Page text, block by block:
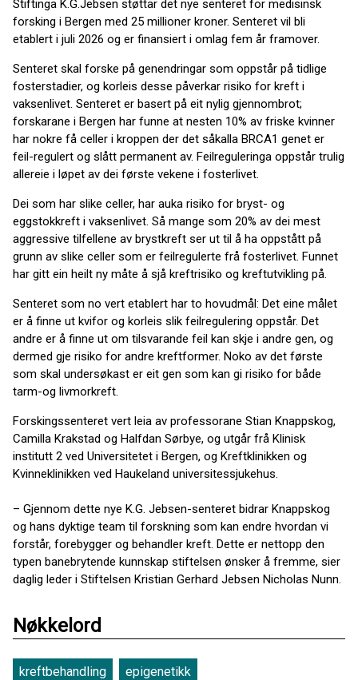
Stiftinga K.G.Jebsen støttar det nye senteret for medisinsk
forsking i Bergen med 25 millioner kroner. Senteret vil bli
etablert i juli 2026 og er finansiert i omlag fem år framover.
Senteret skal forske på genendringar som oppstår på tidlige
fosterstadier, og korleis desse påverkar risiko for kreft i
vaksenlivet. Senteret er basert på eit nylig gjennombrot;
forskarane i Bergen har funne at nesten 10% av friske kvinner
har nokre få celler i kroppen der det såkalla BRCA1 genet er
feil-regulert og slått permanent av. Feilreguleringa oppstår trulig
allereie i løpet av dei første vekene i fosterlivet.
Dei som har slike celler, har auka risiko for bryst- og
eggstokkreft i vaksenlivet. Så mange som 20% av dei mest
aggressive tilfellene av brystkreft ser ut til å ha oppstått på
grunn av slike celler som er feilregulerte frå fosterlivet. Funnet
har gitt ein heilt ny måte å sjå kreftrisiko og kreftutvikling på.
Senteret som no vert etablert har to hovudmål: Det eine målet
er å finne ut kvifor og korleis slik feilregulering oppstår. Det
andre er å finne ut om tilsvarande feil kan skje i andre gen, og
dermed gje risiko for andre kreftformer. Noko av det første
som skal undersøkast er eit gen som kan gi risiko for både
tarm-og livmorkreft.
Forskingssenteret vert leia av professorane Stian Knappskog,
Camilla Krakstad og Halfdan Sørbye, og utgår frå Klinisk
institutt 2 ved Universitetet i Bergen, og Kreftklinikken og
Kvinneklinikken ved Haukeland universitessjukehus.
– Gjennom dette nye K.G. Jebsen-senteret bidrar Knappskog
og hans dyktige team til forskning som kan endre hvordan vi
forstår, forebygger og behandler kreft. Dette er nettopp den
typen banebrytende kunnskap stiftelsen ønsker å fremme, sier
daglig leder i Stiftelsen Kristian Gerhard Jebsen Nicholas Nunn.
Nøkkelord
kreftbehandling epigenetikk